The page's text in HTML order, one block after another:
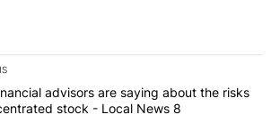
of the most commented articles in the last
"What financial advisors are saying
advisors are saying about the risks
stock - Local News 8